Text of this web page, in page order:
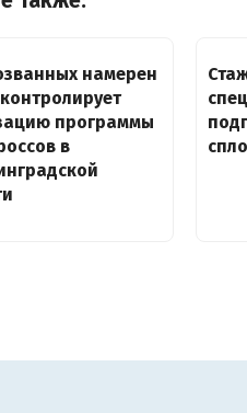
намерен
программы
в